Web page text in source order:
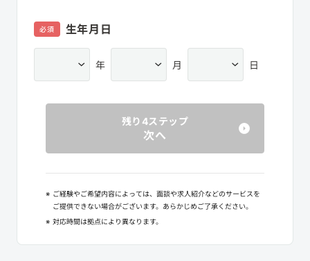
生年月日
必須
年 月 日
残り4ステップ
次へ
※ ご経験やご希望内容によっては、面談や求人紹介などのサービスを
ご提供できない場合がございます。あらかじめご了承ください。
※ 対応時間は拠点により異なります。